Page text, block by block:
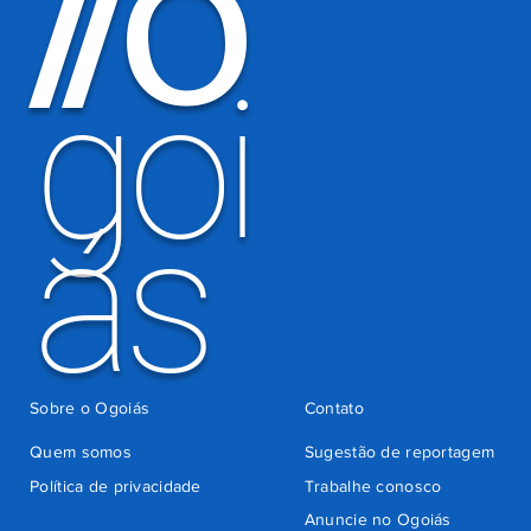
por
cobrança
indevida do
Detran-GO
há 4 dias
goi
ás
Quem somos
Sugestão de reportagem
Trabalhe conosco
Política de privacidade
Anuncie no Ogoiás
Contato
Sobre o Ogoiás